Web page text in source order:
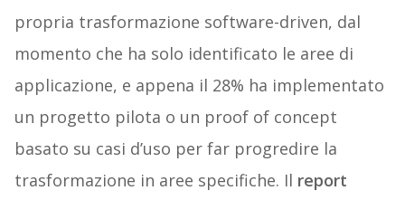
propria trasformazione software-driven, dal
momento che ha solo identificato le aree di
applicazione, e appena il 28% ha implementato
un progetto pilota o un proof of concept
basato su casi d’uso per far progredire la
trasformazione in aree specifiche. Il report